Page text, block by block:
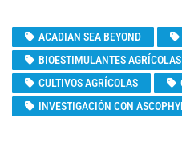
ACADIAN SEA BEYOND
BIOESTIMULANTES AGRÍCOLAS
CULTIVOS AGRÍCOLAS
INVESTIGACIÓN CON